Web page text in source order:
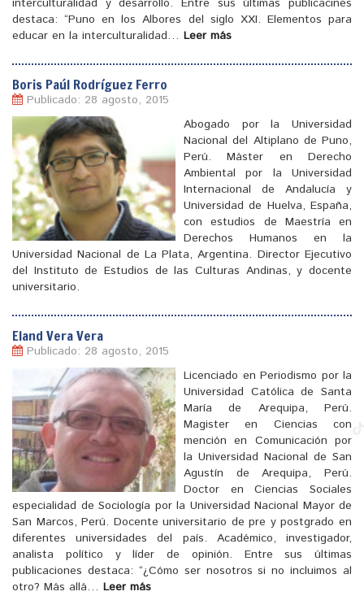
destaca: “Puno en los Albores del siglo XXI. Elementos para
educar en la interculturalidad… Leer más
Boris Paúl Rodríguez Ferro
Publicado: 28 agosto, 2015
[ ]
Abogado por la Universidad
Nacional del Altiplano de Puno,
Perú. Máster en Derecho
Ambiental por la Universidad
Internacional de Andalucía y
Universidad de Huelva, España,
con estudios de Maestría en
Derechos Humanos en la
Universidad Nacional de La Plata, Argentina. Director Ejecutivo
del Instituto de Estudios de las Culturas Andinas, y docente
universitario.
Eland Vera Vera
Publicado: 28 agosto, 2015
[ ]
Licenciado en Periodismo por la
Universidad Católica de Santa
María de Arequipa, Perú.
Magister en Ciencias con
mención en Comunicación por
la Universidad Nacional de San
Agustín de Arequipa, Perú.
Doctor en Ciencias Sociales
especialidad de Sociología por la Universidad Nacional Mayor de
San Marcos, Perú. Docente universitario de pre y postgrado en
diferentes universidades del país. Académico, investigador,
analista político y líder de opinión. Entre sus últimas
publicaciones destaca: “¿Cómo ser nosotros si no incluimos al
otro? Más allá… Leer más